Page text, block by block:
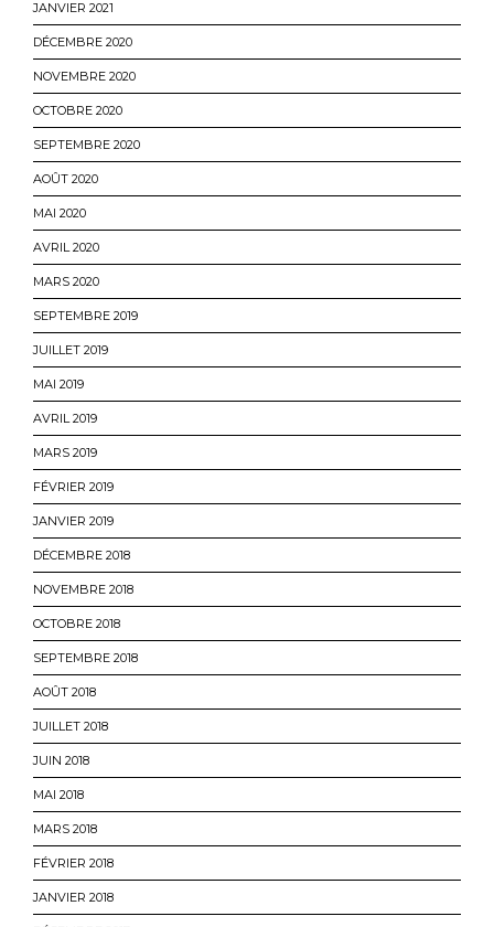
JANVIER 2021
DÉCEMBRE 2020
NOVEMBRE 2020
OCTOBRE 2020
SEPTEMBRE 2020
AOÛT 2020
MAI 2020
AVRIL 2020
MARS 2020
SEPTEMBRE 2019
JUILLET 2019
MAI 2019
AVRIL 2019
MARS 2019
FÉVRIER 2019
JANVIER 2019
DÉCEMBRE 2018
NOVEMBRE 2018
OCTOBRE 2018
SEPTEMBRE 2018
AOÛT 2018
JUILLET 2018
JUIN 2018
MAI 2018
MARS 2018
FÉVRIER 2018
JANVIER 2018